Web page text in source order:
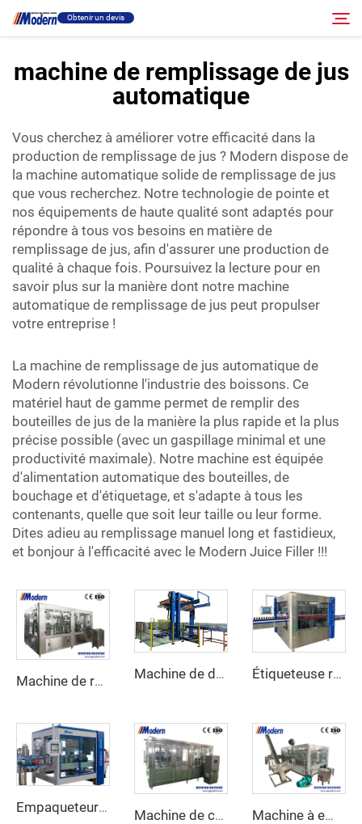
Obtenir un devis
Remplissage et emballage
À propos
Vidéo
Contact
machine de remplissage de jus
automatique
Vous cherchez à améliorer votre efficacité dans la
production de remplissage de jus ? Modern dispose de
la machine automatique solide de remplissage de jus
que vous recherchez. Notre technologie de pointe et
nos équipements de haute qualité sont adaptés pour
répondre à tous vos besoins en matière de
remplissage de jus, afin d'assurer une production de
qualité à chaque fois. Poursuivez la lecture pour en
savoir plus sur la manière dont notre machine
automatique de remplissage de jus peut propulser
votre entreprise !
La machine de remplissage de jus automatique de
Modern révolutionne l'industrie des boissons. Ce
matériel haut de gamme permet de remplir des
bouteilles de jus de la manière la plus rapide et la plus
précise possible (avec un gaspillage minimal et une
productivité maximale). Notre machine est équipée
d'alimentation automatique des bouteilles, de
bouchage et d'étiquetage, et s'adapte à tous les
contenants, quelle que soit leur taille ou leur forme.
Dites adieu au remplissage manuel long et fastidieux,
et bonjour à l'efficacité avec le Modern Juice Filler !!!
Machine de remplissage de boissons gazeuses pour bouteilles en PET Machine de dépalettisation automatique de canettes Étiqueteuse rotative d'autocollants autocollants
Empaqueteur de cartons automatique
Machine de conditionnement de bière Machine à embouteiller la bière